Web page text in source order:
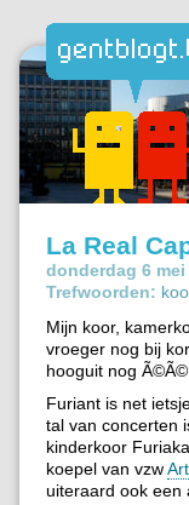
La Real
donderdag 6 mei
Trefwoorden:
Mijn koor,
vroeger nog bij
hooguit nog
Furiant is net
tal van concerten
kinderkoor
koepel van vzw
uiteraard ook een